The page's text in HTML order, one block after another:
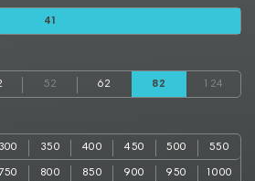
41
52 62 82 124
300 350 400 450 500 550
750 800 850 900 950 1000